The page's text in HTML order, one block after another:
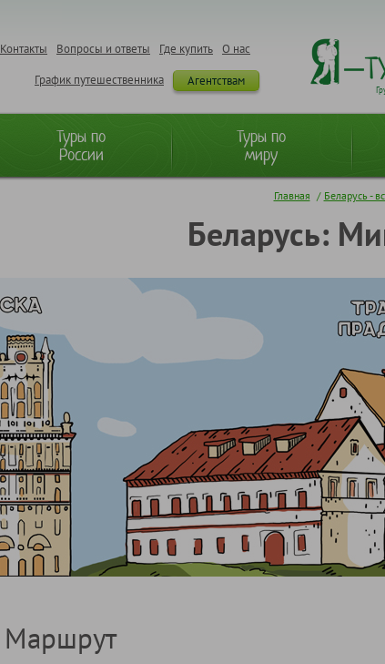
О нас
Где купить
Вопросы и ответы
Контакты
Агентствам
График путешественника
Туры по
России
Туры по
миру
Главная / Беларусь -
Беларусь:
Маршрут